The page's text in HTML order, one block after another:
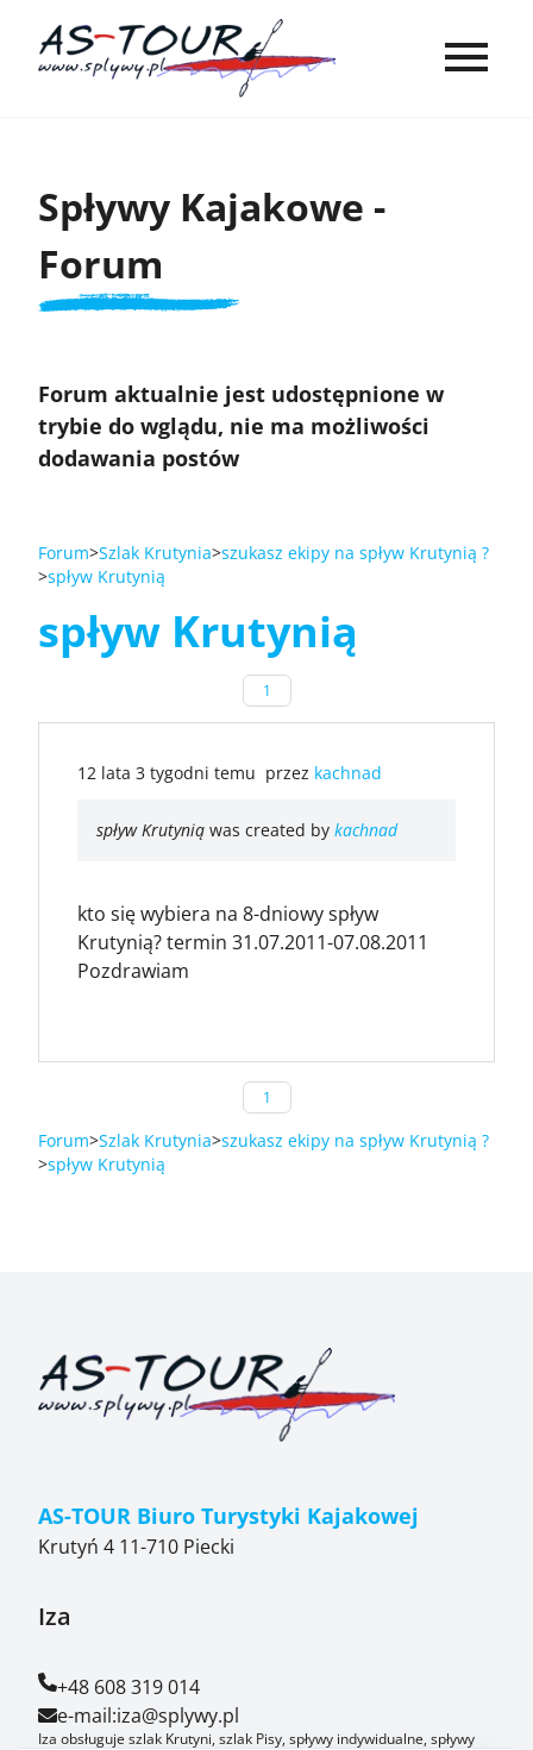
Spływy Kajakowe -
Forum
Forum aktualnie jest udostępnione w
trybie do wglądu, nie ma możliwości
dodawania postów
Forum Szlak Krutynia szukasz ekipy na spływ Krutynią ?
spływ Krutynią
spływ Krutynią
1
12 lata 3 tygodni temu przez kachnad
spływ Krutynią was created by kachnad
kto się wybiera na 8-dniowy spływ
Krutynią? termin 31.07.2011-07.08.2011
Pozdrawiam
1
Forum Szlak Krutynia szukasz ekipy na spływ Krutynią ?
spływ Krutynią
AS-TOUR Biuro Turystyki Kajakowej
Krutyń 4 11-710 Piecki
Iza
+48 608 319 014
e-mail:iza@splywy.pl
Iza obsługuje szlak Krutyni, szlak Pisy, spływy indywidualne, spływy